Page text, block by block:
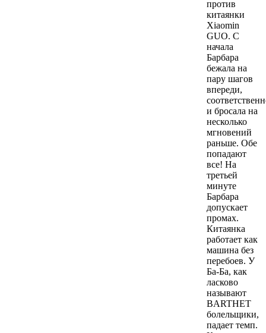
против
китаянки
Xiaomin
GUO. С
начала
Барбара
бежала на
пару шагов
впереди,
и бросала на
несколько
мгновений
раньше. Обе
попадают
все! На
третьей
минуте
Барбара
допускает
промах.
Китаянка
работает как
машина без
перебоев. У
Ба-Ба, как
ласково
называют
BARTHET
болельщики,
падает темп.